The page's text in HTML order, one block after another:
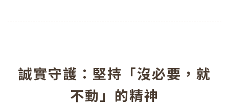
誠實守護：堅持「沒必要，就
不動」的精神